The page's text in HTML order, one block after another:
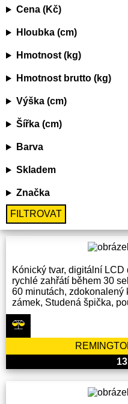
Cena (Kč)
Hloubka (cm)
Hmotnost (kg)
Hmotnost brutto (kg)
Výška (cm)
Šířka (cm)
Barva
Skladem
Značka
FILTROVAT
Kónický tvar, digitální
rychlé zahřátí během 30
60 minutách, zdokonalený
zámek, Studená špička,